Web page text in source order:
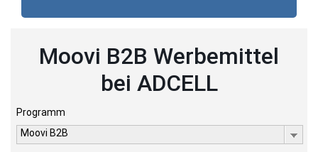
Moovi B2B Werbemittel
bei ADCELL
Programm
Moovi B2B